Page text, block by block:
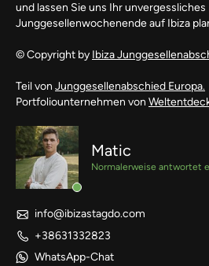
und lassen Sie uns Ihr unvergessliches
Junggesellenwochenende auf Ibiza
© Copyright by Ibiza
Teil von Junggesellenabschied Europa.
Portfoliounternehmen von
Matic
Normalerweise antwortet
info@ibizastagdo.com
+38631332823
WhatsApp-Chat